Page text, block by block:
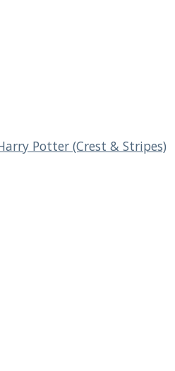
Potter (Crest & Stripes)